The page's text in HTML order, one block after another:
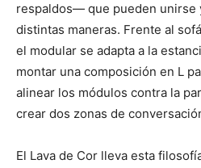
respaldos— que pueden unirse
distintas maneras. Frente al
el modular se adapta a la
montar una composición en L
alinear los módulos contra la
crear dos zonas de
El Lava de Cor lleva esta